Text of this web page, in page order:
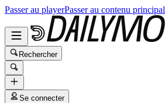
Passer au playerPasser au contenu principal
Rechercher
Se connecter